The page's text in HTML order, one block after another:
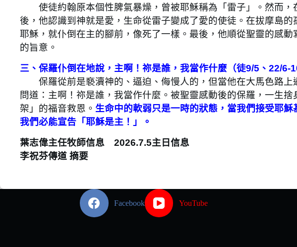
使徒約翰原本個性脾氣暴燥，曾被耶穌稱為「雷子」。然而，
後，他認識到神就是愛，生命從雷子變成了愛的使徒。在拔摩島
耶穌，就仆倒在主的腳前，像死了一樣。最後，他順從聖靈的感
的旨意。
三、保羅仆倒在地說，主啊！祢是誰，我當作什麼（徒9/5、22/6-
保羅從前是褻瀆神的、逼迫、侮慢人的，但當他在大馬色路上
問道：主啊！祢是誰，我當作什麼。被聖靈感動後的保羅，一生
架」的福音救恩。 生命中的軟弱只是一時的狀態，當我們接受耶
我們必能宣告「耶穌是主！」。
葉志偉主任牧師信息 2026.7.5主日信息
李祝芬傳道 摘要
Facebook YouTube